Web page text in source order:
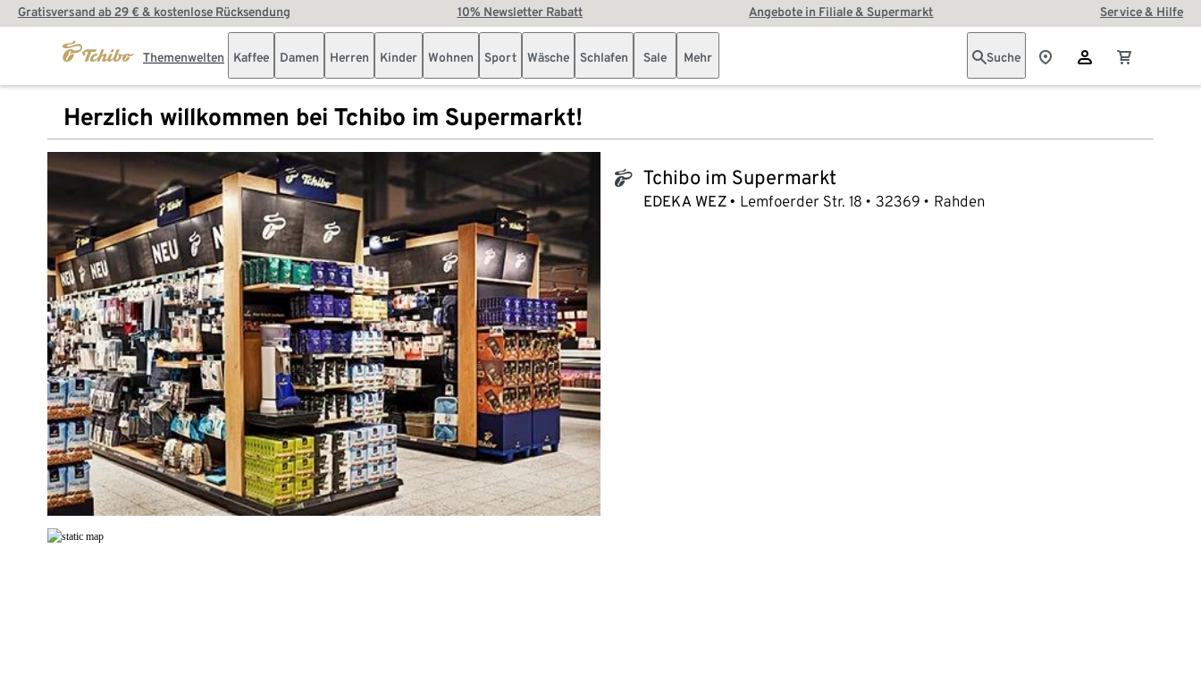
Gratisversand ab 29 € & kostenlose Rücksendung 10% Newsletter Rabatt Angebote in Filiale & Supermarkt Service & Hilfe
Themenwelten Kaffee Damen Herren Kinder Wohnen Sport Wäsche Schlafen Sale Mehr Suche
Herzlich willkommen bei Tchibo im Supermarkt!
tchibo_logo Tchibo im Supermarkt
EDEKA WEZ Lemfoerder Str. 18 32369 Rahden